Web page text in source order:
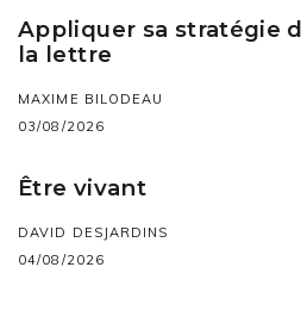
Appliquer sa stratégie
la lettre
MAXIME BILODEAU
03/08/2026
Être vivant
DAVID DESJARDINS
04/08/2026